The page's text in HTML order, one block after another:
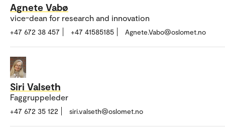
Agnete Vabø
vice-dean for research and innovation
+47 672 38 457 +47 41585185 Agnete.Vabo@oslomet.no
Siri Valseth
Faggruppeleder
+47 672 35 122 siri.valseth@oslomet.no